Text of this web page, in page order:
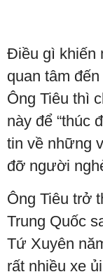
Điều gì khiến
quan tâm
Ông Tiêu thì
này để “thúc
tin về những
đỡ người
Ông Tiêu trở
Trung Quốc
Tứ Xuyên
rất nhiều xe